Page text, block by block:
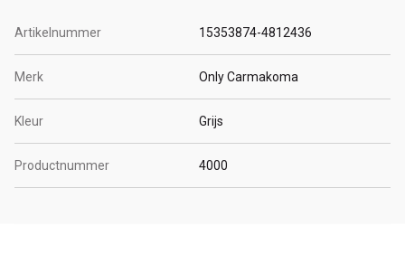
Artikelnummer 15353874-4812436
Merk Only Carmakoma
Kleur Grijs
Productnummer 4000